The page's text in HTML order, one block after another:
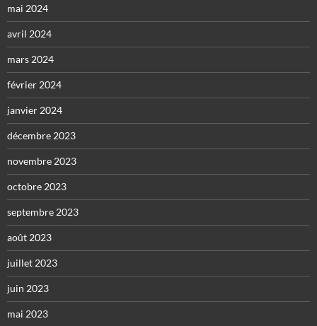
mai 2024
avril 2024
mars 2024
février 2024
janvier 2024
décembre 2023
novembre 2023
octobre 2023
septembre 2023
août 2023
juillet 2023
juin 2023
mai 2023